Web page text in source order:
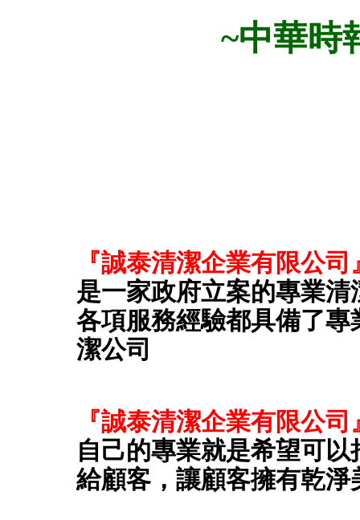
~中華時
『誠泰清潔企業有限公司
是一家政府立案的專業
各項服務經驗都具備了
潔公司
『誠泰清潔企業有限公司
自己的專業就是希望可
給顧客，讓顧客擁有乾